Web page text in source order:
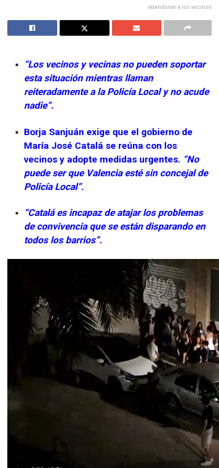
abandonar a los vecinos
“Los vecinos y vecinas no pueden soportar
esta situación mientras llaman
reiteradamente a la Policía Local y no acude
nadie”.
Borja Sanjuán exige que el gobierno de
María José Catalá se reúna con los
vecinos y adopte medidas urgentes. “No
puede ser que Valencia esté sin concejal de
Policía Local”.
“Catalá es incapaz de atajar los problemas
de convivencia que se están disparando en
todos los barrios”.